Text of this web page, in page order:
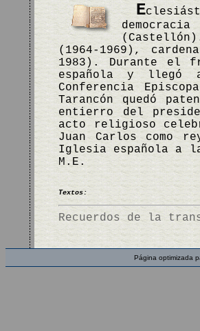
E
(1964-1969),
1983). Durante el
española y llegó
Conferencia
Tarancón quedó
entierro del
acto religioso
Juan Carlos como
Iglesia española a
M.E.
Textos:
Recuerdos de la
Página optimizada